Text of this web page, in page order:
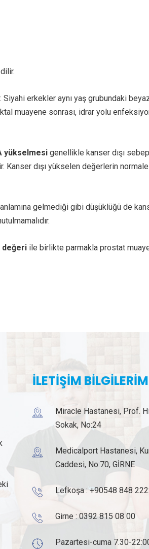
erkekler aynı yaş grubundaki
muayene sonrası, idrar yolu
yükselmesi genellikle kanser dışı
Kanser dışı yükselen değerlerin
gelmediği gibi düşüklüğü de
değeri ile birlikte parmakla prostat
İLETİŞİM
Miracle Hastanesi, Prof.
Sokak, No:24
Medicalport Hastanesi,
Caddesi, No:70, GİRNE
Lefkoşa :+90548 848
Girne : 0392 815 08 00
Pazartesi-cuma 7.30-